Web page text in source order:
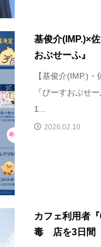
基俊介(IMP.)×
おぶせーふ』
【基俊介(IMP.)
『ぴーすおぶせ
1...
2026.02.10
カフェ利用者
毒 店を3日間